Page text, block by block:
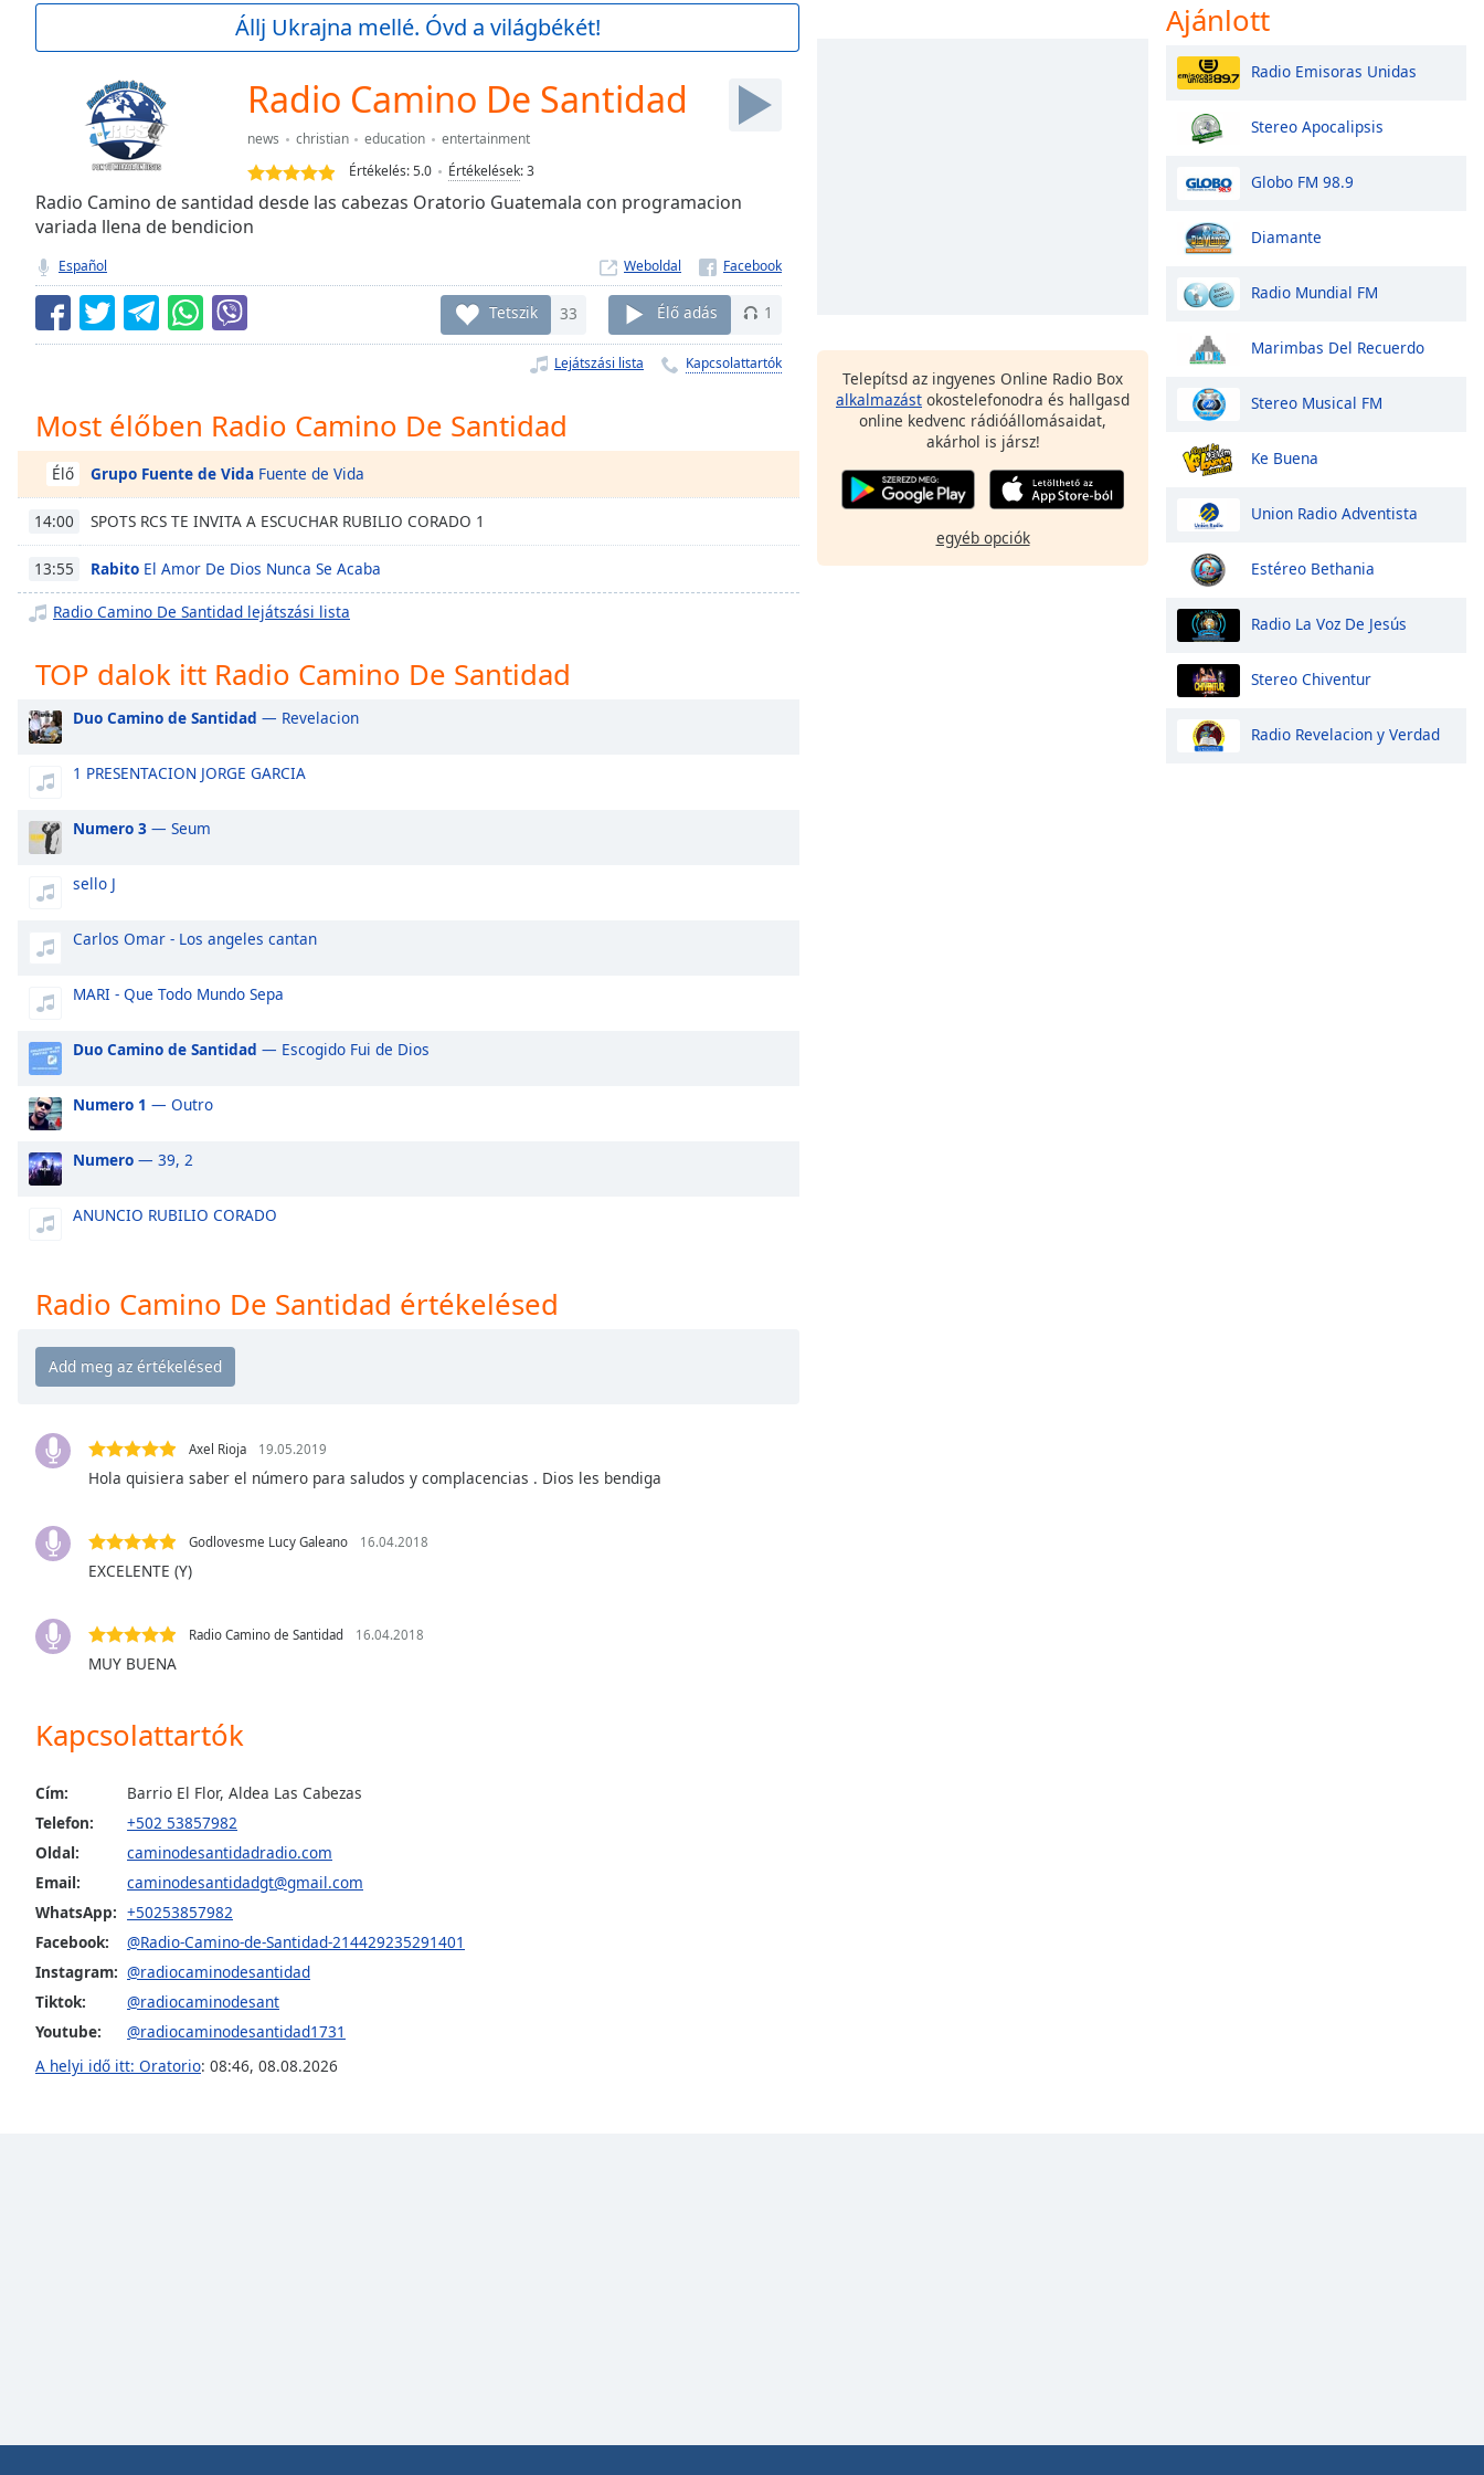
Current
TypeLIVE
Seek to
currently
behind
LIVE
Remaining
Time-
Playback
Rate
Chapters
Chapters
descriptions
selected
Subtitles
settings,
subtitles
settings
dialog
subtitles
selected
Audio
Track
Picture-
in-
Fullscreen
modal
window.
Beginning
window.
Escape
cancel
window.
Background
Color
Opacity
Caption
Area
Background
Color
Állj Ukrajna mellé. Óvd a világbékét!
Radio Camino De Santidad
news christian education
entertainment
Értékelés:5.0 Értékelések:3
Radio Camino de santidad desde las cabezas Oratorio Guatemala con programacion
variada llena de bendicion
Español Weboldal
Tetszik 33 Élő adás 1
Lejátszási lista Kapcsolattartók
Most élőben Radio Camino De Santidad
Élő Grupo Fuente de Vida Fuente de Vida
14:00 SPOTS RCS TE INVITA A ESCUCHAR RUBILIO CORADO 1
13:55 Rabito El Amor De Dios Nunca Se Acaba
Radio Camino De Santidad lejátszási lista
TOP dalok itt Radio Camino De Santidad
Duo Camino de Santidad — Revelacion
1 PRESENTACION JORGE GARCIA
Numero 3 — Seum
sello J
Carlos Omar - Los angeles cantan
MARI - Que Todo Mundo Sepa
Duo Camino de Santidad — Escogido Fui de Dios
Numero 1 — Outro
Numero — 39, 2
ANUNCIO RUBILIO CORADO
Radio Camino De Santidad értékelésed
Axel Rioja 19.05.2019
Hola quisiera saber el número para saludos y complacencias . Dios les bendiga
Godlovesme Lucy Galeano 16.04.2018
EXCELENTE (Y)
Radio Camino de Santidad 16.04.2018
MUY BUENA
Kapcsolattartók
Cím:
Barrio El Flor, Aldea Las Cabezas
Telefon:
+502 53857982
Oldal:
caminodesantidadradio.com
Email:
caminodesantidadgt@gmail.com
WhatsApp: +50253857982
Facebook:
@Radio-Camino-de-Santidad-214429235291401
Instagram: @radiocaminodesantidad
Tiktok:
@radiocaminodesant
Youtube:
@radiocaminodesantidad1731
A helyi idő itt: Oratorio: 08:46, 08.08.2026
Telepítsd az ingyenes Online Radio Box
alkalmazást okostelefonodra és hallgasd
online kedvenc rádióállomásaidat,
akárhol is jársz!
egyéb opciók
Ajánlott
Radio Emisoras Unidas
Stereo Apocalipsis
Globo FM 98.9
Diamante
Radio Mundial FM
Marimbas Del Recuerdo
Stereo Musical FM
Ke Buena
Union Radio Adventista
Estéreo Bethania
Radio La Voz De Jesús
Stereo Chiventur
Radio Revelacion y Verdad